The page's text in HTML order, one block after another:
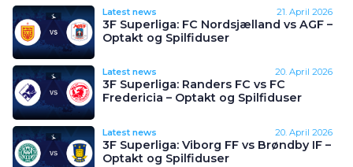
Latest news 21. April 2026
3F Superliga: FC Nordsjælland vs AGF –
Optakt og Spilfiduser
Latest news 20. April 2026
3F Superliga: Randers FC vs FC
Fredericia – Optakt og Spilfiduser
Latest news 20. April 2026
3F Superliga: Viborg FF vs Brøndby IF –
Optakt og Spilfiduser